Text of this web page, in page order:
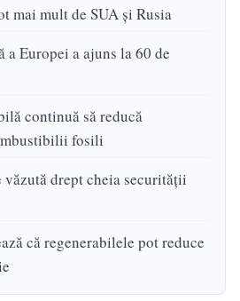
mai mult de SUA și Rusia
a Europei a ajuns la 60 de
continuă să reducă
fosili
văzută drept cheia securității
că regenerabilele pot reduce